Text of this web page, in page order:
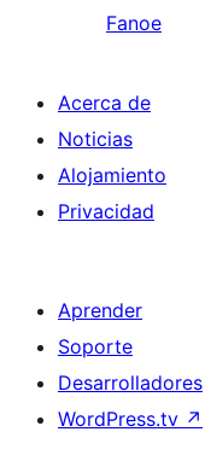
Fanoe
Acerca de
Noticias
Alojamiento
Privacidad
Aprender
Soporte
Desarrolladores
WordPress.tv ↗